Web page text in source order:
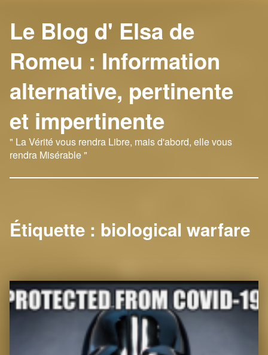
Le Blog d' Elsa de
Romeu : Information
alternative, pertinente
et impertinente
" La Vérité vous rendra Libre, mais d'abord, elle vous
rendra Misérable "
Étiquette : biological warfare